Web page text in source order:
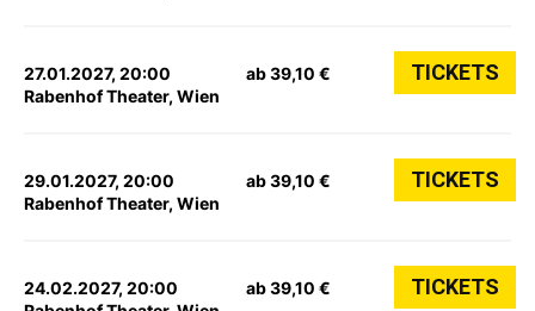
27.01.2027, 20:00
Rabenhof Theater, Wien
ab 39,10 € TICKETS
29.01.2027, 20:00
Rabenhof Theater, Wien
ab 39,10 € TICKETS
24.02.2027, 20:00
ab 39,10 € TICKETS